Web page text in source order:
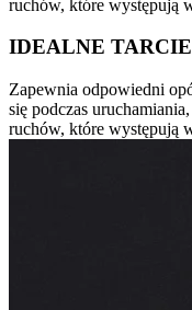
ruchów, które występują
IDEALNE TARCIE
Zapewnia odpowiedni
się podczas
ruchów, które występują